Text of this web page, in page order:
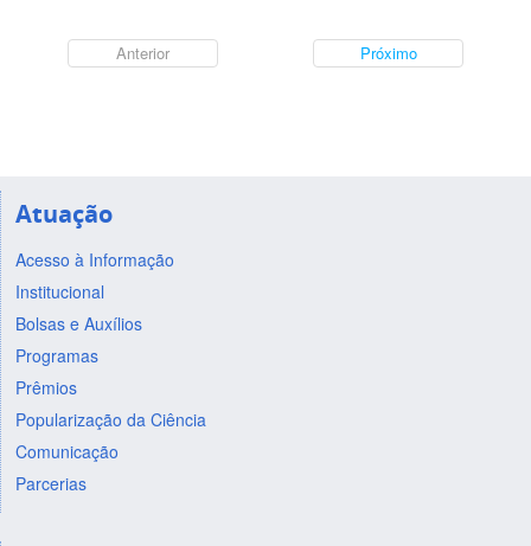
Anterior Próximo
Atuação
Acesso à Informação
Institucional
Bolsas e Auxílios
Programas
Prêmios
Popularização da Ciência
Comunicação
Parcerias